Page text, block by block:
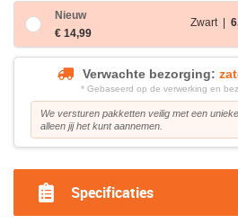
Nieuw
€ 14,99
Zwart |
Verwachte bezorging:
* Gebaseerd op de verwerking en
We versturen pakketten veilig met een
alleen jij het kunt aannemen.
Specificaties